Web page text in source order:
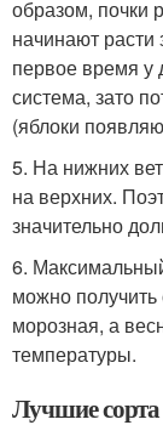
образом, почки
начинают расти
первое время у
система, зато
(яблоки
5. На нижних
на верхних.
значительно
6.
можно
морозная, а
температуры.
Лучшие